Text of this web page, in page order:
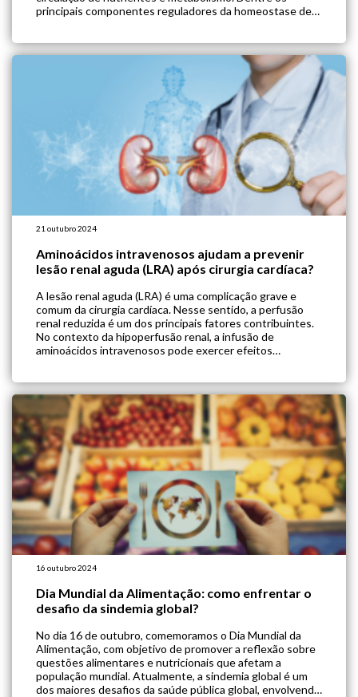
principais componentes reguladores da homeostase de
pessoas não […]
21 outubro 2024
Aminoácidos intravenosos ajudam a prevenir
lesão renal aguda (LRA) após cirurgia cardíaca?
A lesão renal aguda (LRA) é uma complicação grave e
comum da cirurgia cardíaca. Nesse sentido, a perfusão
renal reduzida é um dos principais fatores contribuintes.
No contexto da hipoperfusão renal, a infusão de
aminoácidos intravenosos pode exercer efeitos
16 outubro 2024
Dia Mundial da Alimentação: como enfrentar o
desafio da sindemia global?
No dia 16 de outubro, comemoramos o Dia Mundial da
Alimentação, com objetivo de promover a reflexão sobre
questões alimentares e nutricionais que afetam a
população mundial. Atualmente, a sindemia global é um
dos maiores desafios da saúde pública global, envolvendo